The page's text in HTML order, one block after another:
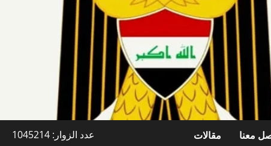
معنا مقالات عدد الزوار: 1045214